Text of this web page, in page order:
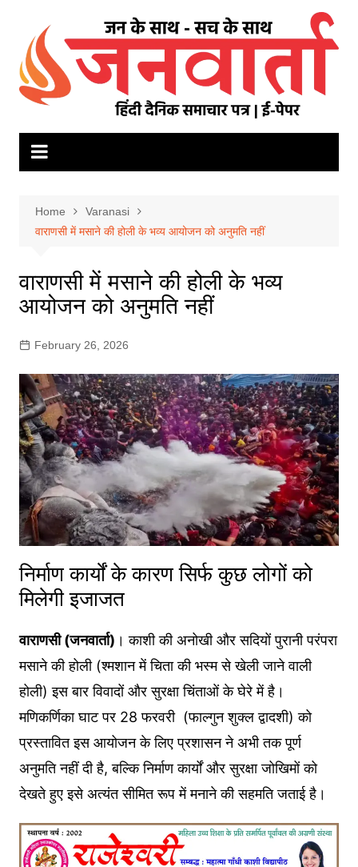
content
Home
Varanasi
वाराणसी में मसाने की होली के भव्य आयोजन को अनुमति नहीं
वाराणसी में मसाने की होली के भव्य
आयोजन को अनुमति नहीं
February 26, 2026
निर्माण कार्यों के कारण सिर्फ कुछ लोगों को
मिलेगी इजाजत
वाराणसी (जनवार्ता) । काशी की अनोखी और सदियों पुरानी परंपरा
मसाने की होली (श्मशान में चिता की भस्म से खेली जाने वाली
होली) इस बार विवादों और सुरक्षा चिंताओं के घेरे में है।
मणिकर्णिका घाट पर 28 फरवरी (फाल्गुन शुक्ल द्वादशी) को
प्रस्तावित इस आयोजन के लिए प्रशासन ने अभी तक पूर्ण
अनुमति नहीं दी है, बल्कि निर्माण कार्यों और सुरक्षा जोखिमों को
देखते हुए इसे अत्यंत सीमित रूप में मनाने की सहमति जताई है।